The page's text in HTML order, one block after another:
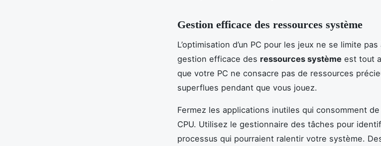
Gestion efficace des ressources système
L’optimisation d’un PC pour les jeux ne se limite
gestion efficace des ressources système est tout
que votre PC ne consacre pas de ressources
superflues pendant que vous jouez.
Fermez les applications inutiles qui consomment de
CPU. Utilisez le gestionnaire des tâches pour
processus qui pourraient ralentir votre système.